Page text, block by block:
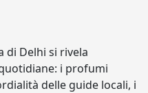
di Delhi si rivela
i profumi
delle guide locali, i